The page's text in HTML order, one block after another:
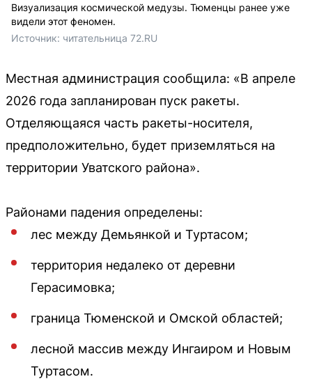
Визуализация космической медузы. Тюменцы ранее уже
видели этот феномен.
Источник: читательница 72.RU
Местная администрация сообщила: «В апреле
2026 года запланирован пуск ракеты.
Отделяющаяся часть ракеты-носителя,
предположительно, будет приземляться на
территории Уватского района».
Районами падения определены:
лес между Демьянкой и Туртасом;
территория недалеко от деревни
Герасимовка;
граница Тюменской и Омской областей;
лесной массив между Ингаиром и Новым
Туртасом.